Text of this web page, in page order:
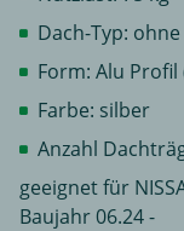
Dach-Typ:
Form: Alu Profil
Farbe: silber
Anzahl
geeignet für
Baujahr 06.24 -